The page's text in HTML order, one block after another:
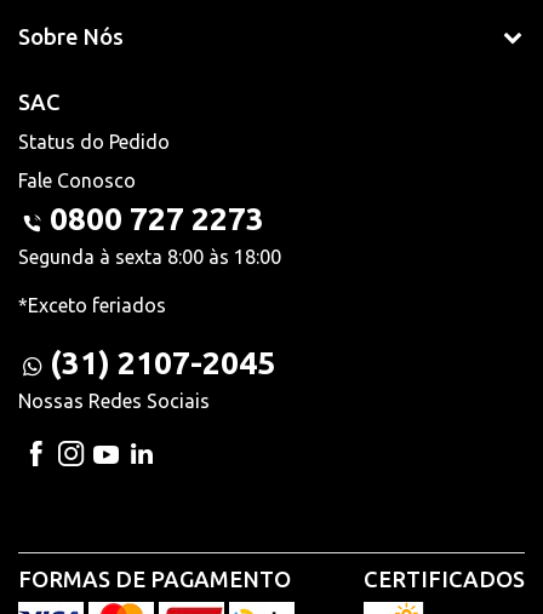
Sobre Nós
SAC
Status do Pedido
Fale Conosco
0800 727 2273
Segunda à sexta 8:00 às 18:00
*Exceto feriados
(31) 2107-2045
Nossas Redes Sociais
FORMAS DE PAGAMENTO CERTIFICADOS